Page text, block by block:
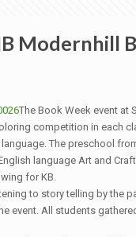
Modernhill
The Book Week event at
competition in each
The preschool
language Art and
for KB.
to story telling by the
event. All students